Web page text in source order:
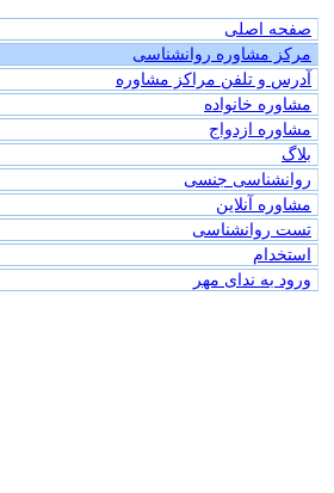
صفحه اصلی
مرکز مشاوره روانشناسی
آدرس و تلفن مراکز مشاوره
مشاوره خانواده
مشاوره ازدواج
بلاگ
روانشناسی جنسی
مشاوره آنلاین
تست روانشناسی
استخدام
ورود به ندای مهر